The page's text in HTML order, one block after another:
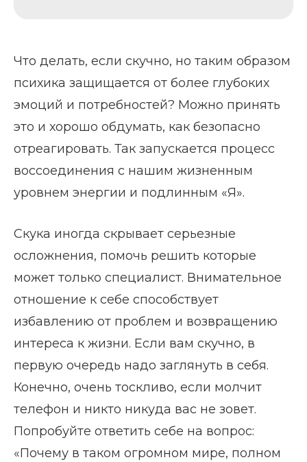
Что делать, если скучно, но таким образом
психика защищается от более глубоких
эмоций и потребностей? Можно принять
это и хорошо обдумать, как безопасно
отреагировать. Так запускается процесс
воссоединения с нашим жизненным
уровнем энергии и подлинным «Я».
Скука иногда скрывает серьезные
осложнения, помочь решить которые
может только специалист. Внимательное
отношение к себе способствует
избавлению от проблем и возвращению
интереса к жизни. Если вам скучно, в
первую очередь надо заглянуть в себя.
Конечно, очень тоскливо, если молчит
телефон и никто никуда вас не зовет.
Попробуйте ответить себе на вопрос:
«Почему в таком огромном мире, полном